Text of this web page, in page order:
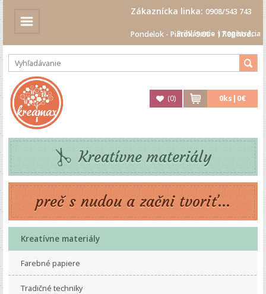
Zákaznícka linka: 0908/543 743
Pondelok - Piatok: 9.00 - 17.00 hod.
Prihlásenie|Registrácia
(0) 0ks| 0€
Kreatívne materiály
preč s nudou a začni tvoriť...
Kreatívne materiály
Farebné papiere
Tradičné techniky